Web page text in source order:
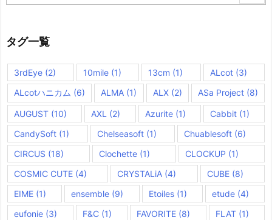
タグ一覧
3rdEye (2) 10mile(1) 13cm (1) ALcot(3)
ALcotハニカム (6) ALMA (1) ALX(2) ASa Project(8)
AUGUST (10) AXL (2) Azurite(1) Cabbit(1)
CandySoft (1) Chelseasoft(1) Chuablesoft (6)
CIRCUS (18) Clochette (1) CLOCKUP (1)
COSMIC CUTE (4) CRYSTALiA (4) CUBE(8)
EIME (1) ensemble (9) Etoiles(1) etude(4)
eufonie (3) F&C(1) FAVORITE (8) FLAT(1)